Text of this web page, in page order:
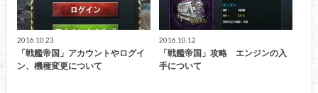
2016.10.23
「戦艦帝国」アカウントやログイ
ン、機種変更について
2016.10.12
「戦艦帝国」攻略 エンジンの入
手について